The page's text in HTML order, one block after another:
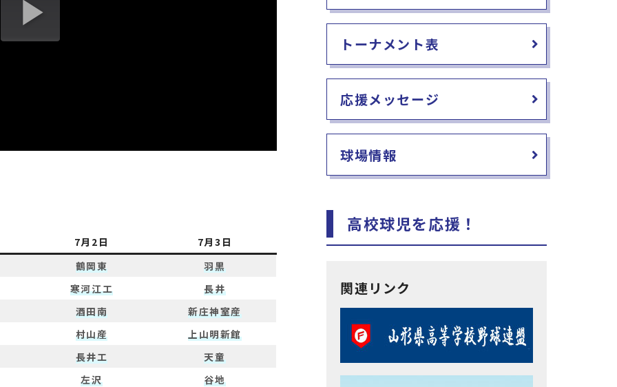
7月2日
7月3日
鶴岡東
羽黒
寒河江工
長井
酒田南
新庄神室産
村山産
上山明新館
長井工
天童
左沢
谷地
トーナメント表
応援メッセージ
球場情報
高校球児を応援！
関連リンク